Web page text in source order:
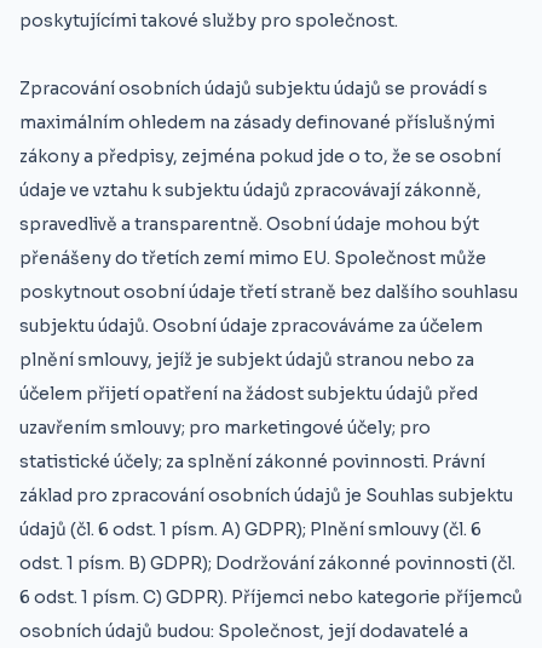
poskytujícími takové služby pro společnost.
Zpracování osobních údajů subjektu údajů se provádí s
maximálním ohledem na zásady definované příslušnými
zákony a předpisy, zejména pokud jde o to, že se osobní
údaje ve vztahu k subjektu údajů zpracovávají zákonně,
spravedlivě a transparentně. Osobní údaje mohou být
přenášeny do třetích zemí mimo EU. Společnost může
poskytnout osobní údaje třetí straně bez dalšího souhlasu
subjektu údajů. Osobní údaje zpracováváme za účelem
plnění smlouvy, jejíž je subjekt údajů stranou nebo za
účelem přijetí opatření na žádost subjektu údajů před
uzavřením smlouvy; pro marketingové účely; pro
statistické účely; za splnění zákonné povinnosti. Právní
základ pro zpracování osobních údajů je Souhlas subjektu
údajů (čl. 6 odst. 1 písm. A) GDPR); Plnění smlouvy (čl. 6
odst. 1 písm. B) GDPR); Dodržování zákonné povinnosti (čl.
6 odst. 1 písm. C) GDPR). Příjemci nebo kategorie příjemců
osobních údajů budou: Společnost, její dodavatelé a